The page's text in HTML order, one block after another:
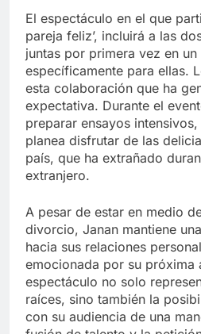
El espectáculo en el que
pareja feliz’, incluirá a las
juntas por primera vez en
específicamente para ellas.
esta colaboración que ha
expectativa. Durante el
preparar ensayos
planea disfrutar de las
país, que ha extrañado
extranjero.
A pesar de estar en medio
divorcio, Janan mantiene
hacia sus relaciones
emocionada por su próxima
espectáculo no solo
raíces, sino también la
con su audiencia de una